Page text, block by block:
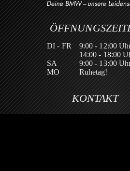
DI - FR
9:00 - 12:00
14:00 - 18:00
SA
9:00 - 13:00
MO
Ruhetag!
KONTAKT